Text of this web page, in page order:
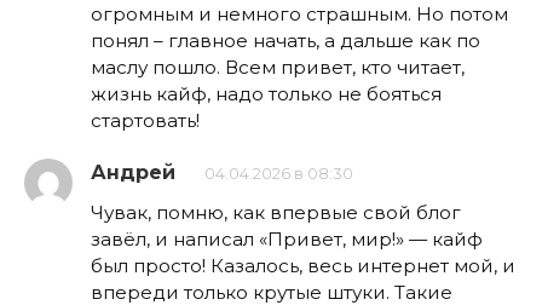
огромным и немного страшным. Но потом
понял – главное начать, а дальше как по
маслу пошло. Всем привет, кто читает,
жизнь кайф, надо только не бояться
стартовать!
Андрей 04.04.2026 в 08:30
Чувак, помню, как впервые свой блог
завёл, и написал «Привет, мир!» — кайф
был просто! Казалось, весь интернет мой, и
впереди только крутые штуки. Такие